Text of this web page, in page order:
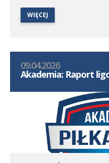
rożnego.
WIĘCEJ
09.04.2026
Akademia: Raport